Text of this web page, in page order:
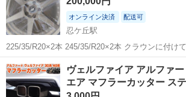
オンライン決済 配送可
忍ケ丘駅
225/35/R20×2本 245/35/R20×2本 クラウンに付け
無しでツライチになります。 新品ホイール新品タイヤから800km程し
か走行していません。 キズ等も無く超美品となっ
に...
大阪 四條畷市
ヴェルファイア アルファ
エア マフラーカッター ス